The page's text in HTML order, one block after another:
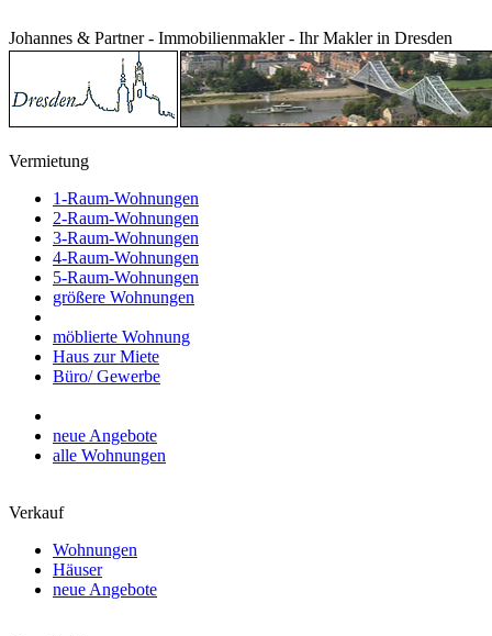
Johannes & Partner - Immobilienmakler - Ihr Makler in Dresden
Vermietung
1-Raum-Wohnungen
2-Raum-Wohnungen
3-Raum-Wohnungen
4-Raum-Wohnungen
5-Raum-Wohnungen
größere Wohnungen
möblierte Wohnung
Haus zur Miete
Büro/ Gewerbe
neue Angebote
alle Wohnungen
Verkauf
Wohnungen
Häuser
neue Angebote